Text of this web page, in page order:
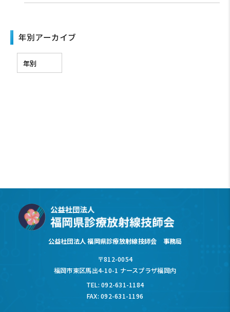
年別アーカイブ
公益社団法人 福岡県診療放射線技師会 事務局
〒812-0054
福岡市東区馬出4-10-1 ナースプラザ福岡内
TEL: 092-631-1184
FAX: 092-631-1196